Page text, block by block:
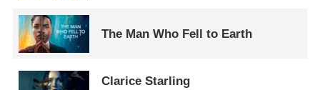
The Man Who Fell to Earth
Clarice Starling